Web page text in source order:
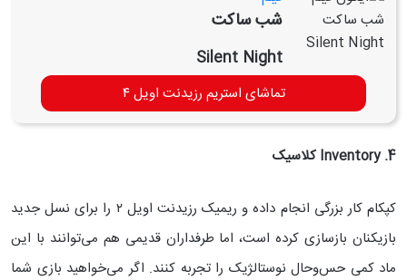
شب ساکت
Silent Night
تماشای استریم رزیدنت اویل ۴
4. Inventory کلاسیک
کپکام کار بزرگی انجام داده و ریمیک رزیدنت اویل ۲ را برای نسل جدید
بازیکنان بازسازی کرده است، اما طرفداران قدیمی هم می‌توانند با این
ماد کمی حس‌وحال نوستالژیک را تجربه کنند. اگر می‌خواهید بازی شما